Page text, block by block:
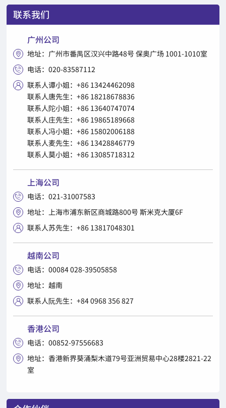
联系我们
广州公司
 地址：广州市番禺区汉兴中路48号 保奥广场 1001-1010室
 电话：020-83587112

联系人谭小姐：+86 13424462098
联系人唐先生：+86 18218678836
联系人陀小姐：+86 13640747074
联系人庄先生：+86 19865189668
联系人冯小姐：+86 15802006188
联系人麦先生：+86 13428846779
联系人莫小姐：+86 13085718312
上海公司
 电话：021-31007583
 地址：上海市浦东新区商城路800号 斯米克大厦6F
 联系人苏先生：+86 13817048301
越南公司
 电话：00084 028-39505858
 地址：越南
 联系人阮先生：+84 0968 356 827
香港公司
 电话：00852-97556683

地址：香港新界葵涌梨木道79号亚洲贸易中心28楼2821-22
室